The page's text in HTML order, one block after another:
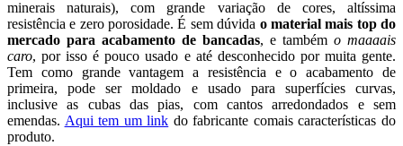
minerais naturais), com grande variação de cores, altíssima
resistência e zero porosidade. É sem dúvida o material mais top do
mercado para acabamento de bancadas, e também o maaaais
caro, por isso é pouco usado e até desconhecido por muita gente.
Tem como grande vantagem a resistência e o acabamento de
primeira, pode ser moldado e usado para superfícies curvas,
inclusive as cubas das pias, com cantos arredondados e sem
emendas. Aqui tem um link do fabricante comais características do
produto.